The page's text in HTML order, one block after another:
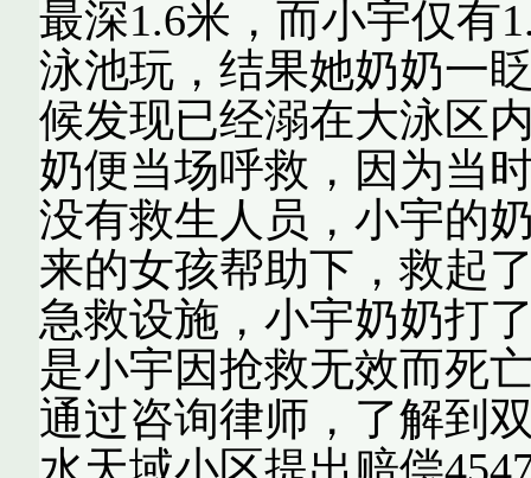
最深1.6米，而小宇仅有
泳池玩，结果她奶奶一
候发现已经溺在大泳区
奶便当场呼救，因为当
没有救生人员，小宇的
来的女孩帮助下，救起
急救设施，小宇奶奶打
是小宇因抢救无效而死
通过咨询律师，了解到